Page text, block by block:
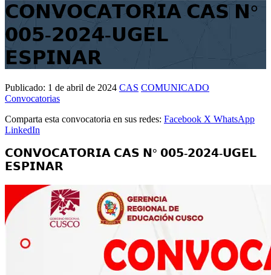
𝗖𝗢𝗡𝗩𝗢𝗖𝗔𝗧𝗢𝗥𝗜𝗔 𝗖𝗔𝗦 𝗡°
𝟬𝟬𝟱-𝟮𝟬𝟮𝟰-𝗨𝗚𝗘𝗟
𝗘𝗦𝗣𝗜𝗡𝗔𝗥
Publicado: 1 de abril de 2024 CAS COMUNICADO
Convocatorias
Comparta esta convocatoria en sus redes: Facebook X WhatsApp
LinkedIn
𝗖𝗢𝗡𝗩𝗢𝗖𝗔𝗧𝗢𝗥𝗜𝗔 𝗖𝗔𝗦 𝗡° 𝟬𝟬𝟱-𝟮𝟬𝟮𝟰-𝗨𝗚𝗘𝗟
𝗘𝗦𝗣𝗜𝗡𝗔𝗥